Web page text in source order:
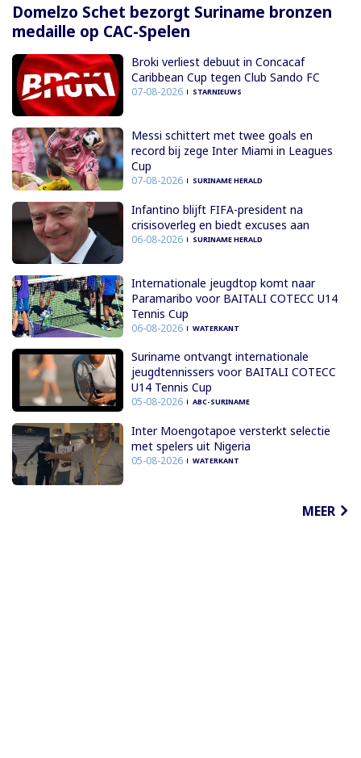
Domelzo Schet bezorgt Suriname bronzen
medaille op CAC-Spelen
Broki verliest debuut in Concacaf
Caribbean Cup tegen Club Sando FC
07-08-2026 STARNIEUWS
Messi schittert met twee goals en
record bij zege Inter Miami in Leagues
Cup
07-08-2026 SURINAME HERALD
Infantino blijft FIFA-president na
crisisoverleg en biedt excuses aan
06-08-2026 SURINAME HERALD
Internationale jeugdtop komt naar
Paramaribo voor BAITALI COTECC U14
Tennis Cup
06-08-2026 WATERKANT
Suriname ontvangt internationale
jeugdtennissers voor BAITALI COTECC
U14 Tennis Cup
05-08-2026 ABC-SURINAME
Inter Moengotapoe versterkt selectie
met spelers uit Nigeria
05-08-2026 WATERKANT
MEER